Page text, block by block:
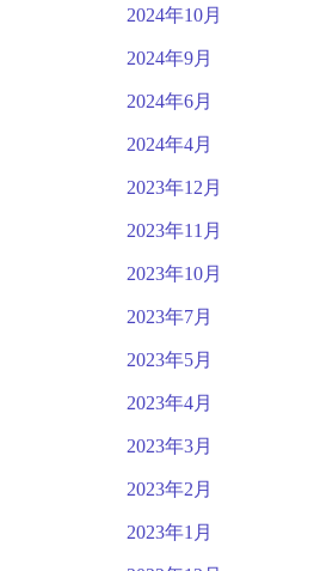
2024年10月
2024年9月
2024年6月
2024年4月
2023年12月
2023年11月
2023年10月
2023年7月
2023年5月
2023年4月
2023年3月
2023年2月
2023年1月